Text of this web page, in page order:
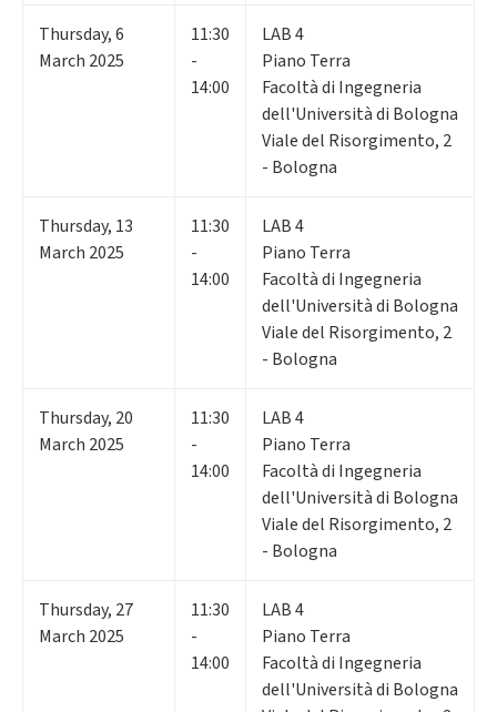
Thursday,6
March 2025
11:30
-
14:00
LAB 4
Piano Terra
Facoltà di Ingegneria
dell'Università di Bologna
Viale del Risorgimento, 2
- Bologna
Thursday, 13
March 2025
11:30
-
14:00
LAB 4
Piano Terra
Facoltà di Ingegneria
dell'Università di Bologna
Viale del Risorgimento, 2
- Bologna
Thursday, 20
March 2025
11:30
-
14:00
LAB 4
Piano Terra
Facoltà di Ingegneria
dell'Università di Bologna
Viale del Risorgimento, 2
- Bologna
Thursday, 27
March 2025
11:30
-
14:00
LAB 4
Piano Terra
Facoltà di Ingegneria
dell'Università di Bologna